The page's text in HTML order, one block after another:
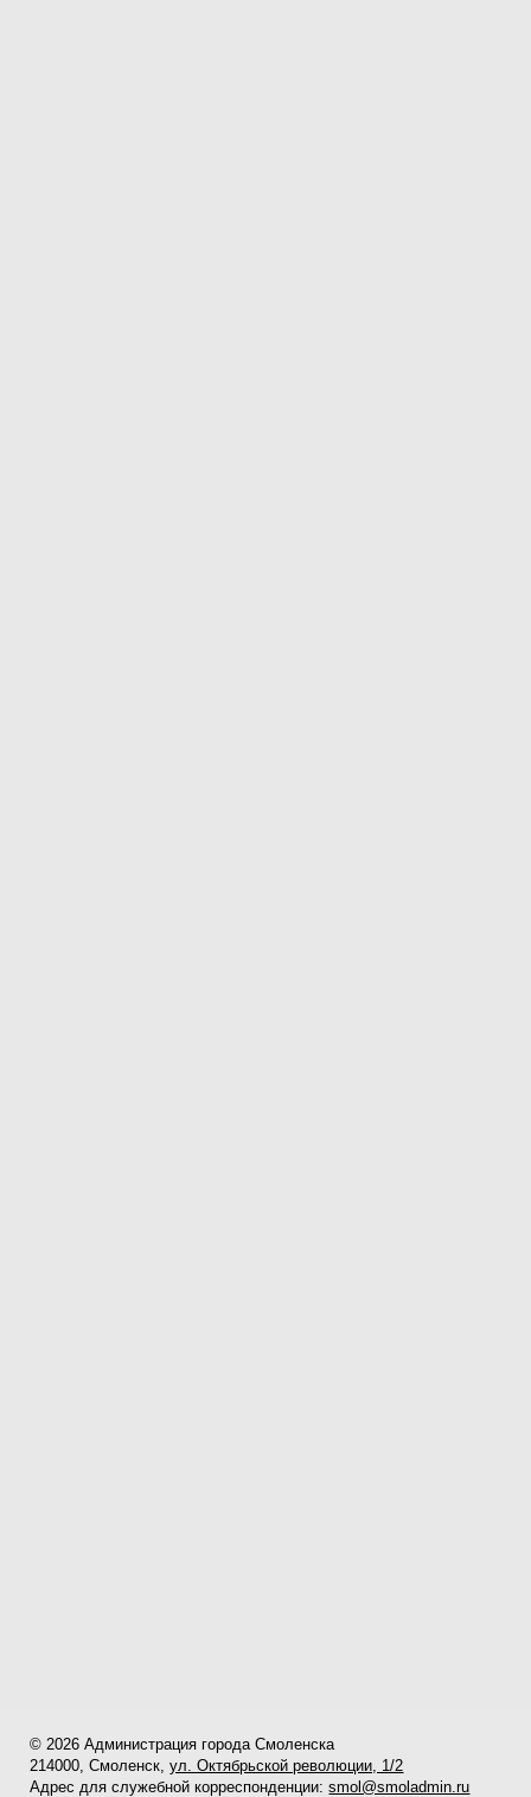
© 2026 Администрация города Смоленска
214000, Смоленск,ул. Октябрьской революции, 1/2
Адрес для служебной корреспонденции:smol@smoladmin.ru